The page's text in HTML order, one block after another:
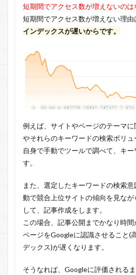
短期間でアクセス数が増えないのは
短期間でアクセス数が増えない理由
インデックスが遅いからです。
例えば、サイトやページのテーマ
やそれらのキーワードの検索ボリ
自身で手動でツールで調べて、キー
す。
また、選定したキーワードの検索
動で競合上位サイトの傾向を見な
して、記事作成をします。
この場合、記事公開までかなり時
ページをGoogleに認識させること(
デックス)が遅くなります。
そうなれば、Googleに評価される